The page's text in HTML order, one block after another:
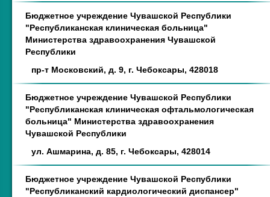
Бюджетное учреждение Чувашской Республики
"Республиканская клиническая больница"
Министерства здравоохранения Чувашской
Республики
пр-т Московский, д. 9, г. Чебоксары, 428018
Бюджетное учреждение Чувашской Республики
"Республиканская клиническая офтальмологическая
больница" Министерства здравоохранения
Чувашской Республики
ул. Ашмарина, д. 85, г. Чебоксары, 428014
Бюджетное учреждение Чувашской Республики
"Республиканский кардиологический диспансер"